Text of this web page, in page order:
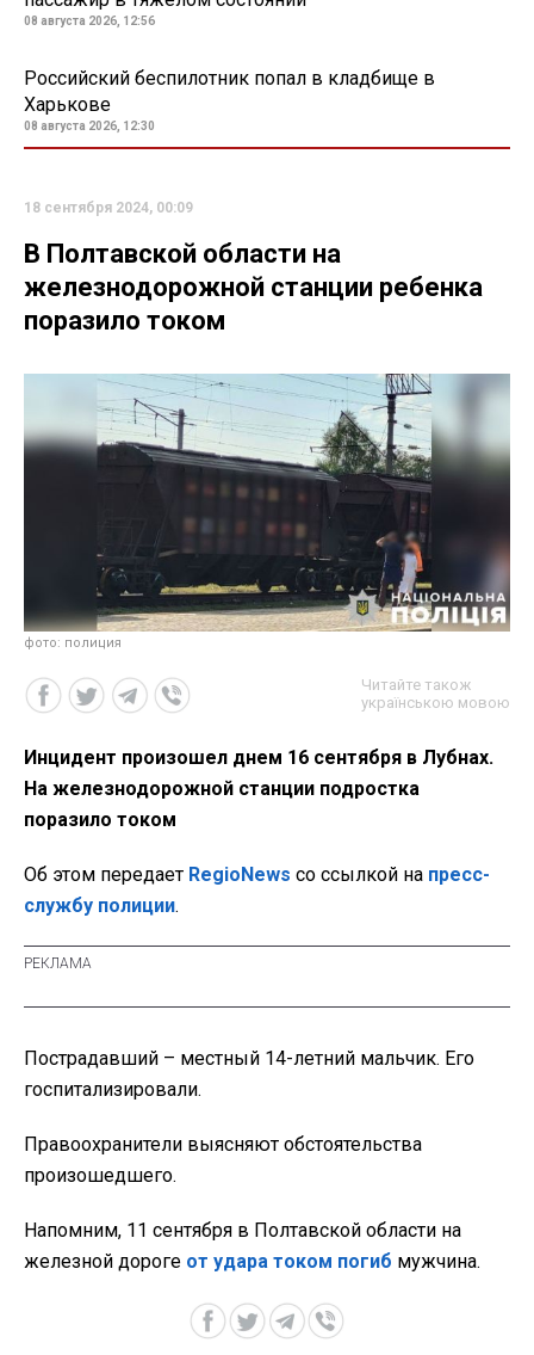
08 августа 2026, 12:56
Российский беспилотник попал в кладбище в
Харькове
08 августа 2026, 12:30
18 сентября 2024, 00:09
В Полтавской области на
железнодорожной станции ребенка
поразило током
фото: полиция
Читайте також
українською мовою
Инцидент произошел днем 16 сентября в Лубнах.
На железнодорожной станции подростка
поразило током
Об этом передает RegioNews со ссылкой на пресс-
службу полиции.
Пострадавший – местный 14-летний мальчик. Его
госпитализировали.
Правоохранители выясняют обстоятельства
произошедшего.
Напомним, 11 сентября в Полтавской области на
железной дороге от удара током погиб мужчина.